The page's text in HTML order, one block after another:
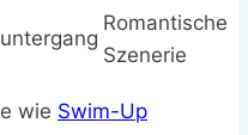
Romantische
Szenerie
wie Swim-Up